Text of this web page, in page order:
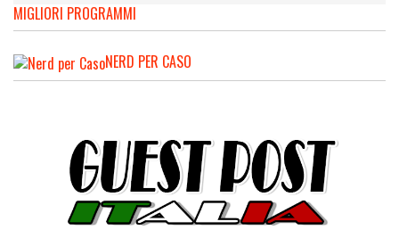
MIGLIORI PROGRAMMI
NERD PER CASO